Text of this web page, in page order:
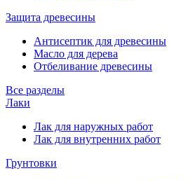
Защита древесины
Антисептик для древесины
Масло для дерева
Отбеливание древесины
Все разделы
Лаки
Лак для наружных работ
Лак для внутренних работ
Грунтовки